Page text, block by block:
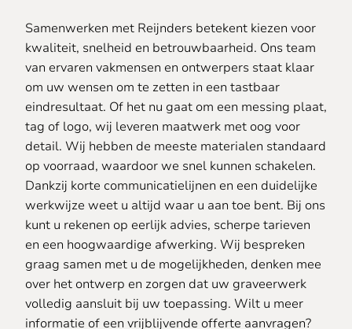
Samenwerken met Reijnders betekent kiezen voor
kwaliteit, snelheid en betrouwbaarheid. Ons team
van ervaren vakmensen en ontwerpers staat klaar
om uw wensen om te zetten in een tastbaar
eindresultaat. Of het nu gaat om een messing plaat,
tag of logo, wij leveren maatwerk met oog voor
detail. Wij hebben de meeste materialen standaard
op voorraad, waardoor we snel kunnen schakelen.
Dankzij korte communicatielijnen en een duidelijke
werkwijze weet u altijd waar u aan toe bent. Bij ons
kunt u rekenen op eerlijk advies, scherpe tarieven
en een hoogwaardige afwerking. Wij bespreken
graag samen met u de mogelijkheden, denken mee
over het ontwerp en zorgen dat uw graveerwerk
volledig aansluit bij uw toepassing. Wilt u meer
informatie of een vrijblijvende offerte aanvragen?